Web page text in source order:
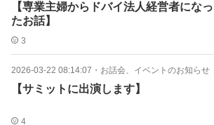
【専業主婦からドバイ法人経営者になっ
たお話】
3
2026-03-22 08:14:07 ・ お話会、イベントのお知らせ
【サミットに出演します】
4